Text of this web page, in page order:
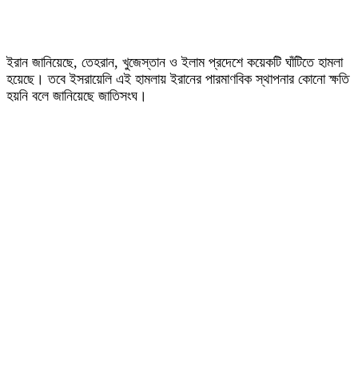
ইরান জানিয়েছে, তেহরান, খুজেস্তান ও ইলাম প্রদেশে কয়েকটি ঘাঁটিতে হামলা
হয়েছে। তবে ইসরায়েলি এই হামলায় ইরানের পারমাণবিক স্থাপনার কোনো ক্ষতি
হয়নি বলে জানিয়েছে জাতিসংঘ।